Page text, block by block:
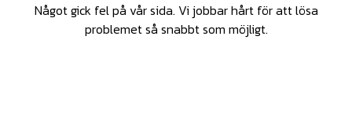
Något gick fel på vår sida. Vi jobbar hårt för att lösa
problemet så snabbt som möjligt.